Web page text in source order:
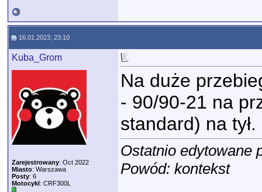
16.01.2023, 23:10
Kuba_Grom
Zarejestrowany: Oct 2022
Miasto: Warszawa
Posty: 6
Motocykl: CRF300L
Na duże
- 90/90-21 na
standard) na tył.
Ostatnio edytowane
Powód: kontekst